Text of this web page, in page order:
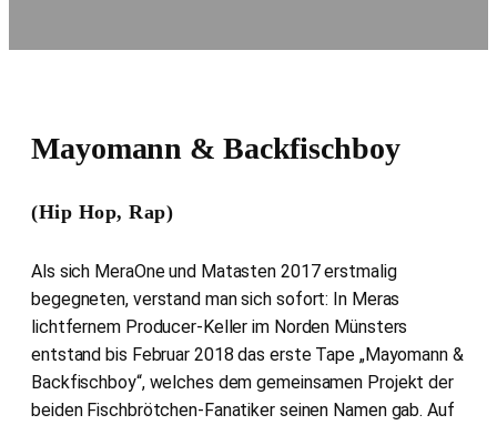
Mayomann & Backfischboy
(Hip Hop, Rap)
Als sich MeraOne und Matasten 2017 erstmalig
begegneten, verstand man sich sofort: In Meras
lichtfernem Producer-Keller im Norden Münsters
entstand bis Februar 2018 das erste Tape „Mayomann &
Backfischboy“, welches dem gemeinsamen Projekt der
beiden Fischbrötchen-Fanatiker seinen Namen gab. Auf